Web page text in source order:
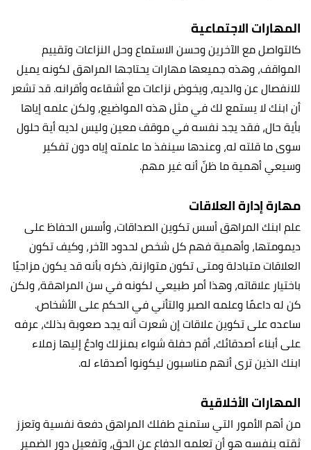
المهارات الاجتماعية
كالتواصل مع الآخرين وحسن الاستماع وحل النزاعات وتقييم
المواقف، وهذه جميعها مهارات يحتاجها المراهق لكونه يميل
للانفصال عن والديه، ويخوض نزاعات مع أشقاءه وأقرانه. قد تشعر
أن ابنك لا يستمع لك في مثل هذه المواضيع، ولكن علمه إياها
بأية حال، فقد يجد نفسه في موقف معين وليس لديه أية حلول
سوى ما قلته له، وعندها سينفذ ما علمته إياه دون تفكير
وسيعي أهمية ما ظنّ أنه غير مهم.
مهارة إدارة العلاقات
علم ابنك المراهق أسس تكوين الصداقات، وأسس الحفاظ على
ديمومتها، وأهمية فهم كل شخص لحدود الآخر، وكيف تكون
العلاقات متبادلة ومتى تكون متوازنة، ذكره بأنه قد يكون مزاجيًا
باختيار علاقاته، وهذا أمر طبيعي لكونه في سن المراهقة، ولكن
كن له داعمًا وعلمه الصبر والتأني في الحكم على الأشخاص.
ساعده على تكوين علاقات إن شعرت أنه يجد صعوبة بذلك، عرفه
على أبناء أصدقائك، أقم حفلة شواء بمنزلك وادعُ إليها زملاء
ابنك الذين ترى أنهم مناسبون ليكونوا أصدقاء له.
المهارات الأخلاقية
من أهم الأمور التي ستمنح طفلك المراهق دفعة نفسية وتعزز
ثقته بنفسه هو أن تعلمه الدفاع عن الحق، وتفعيل دور الضمير